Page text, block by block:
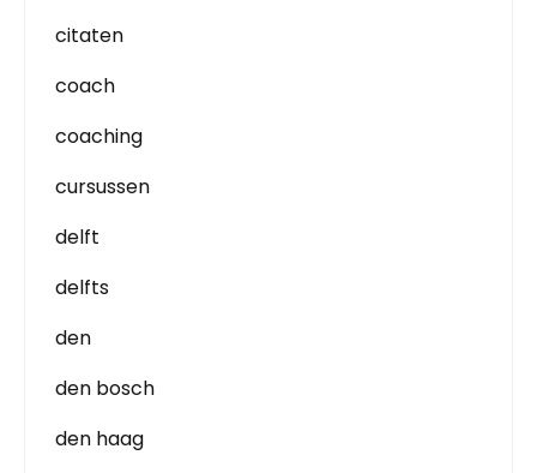
citaten
coach
coaching
cursussen
delft
delfts
den
den bosch
den haag